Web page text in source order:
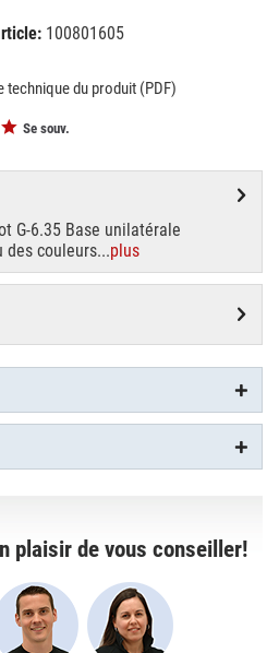
100801605
technique du produit (PDF)
Se souv.
G-6.35 Base unilatérale
des couleurs...plus
plaisir de vous conseiller!